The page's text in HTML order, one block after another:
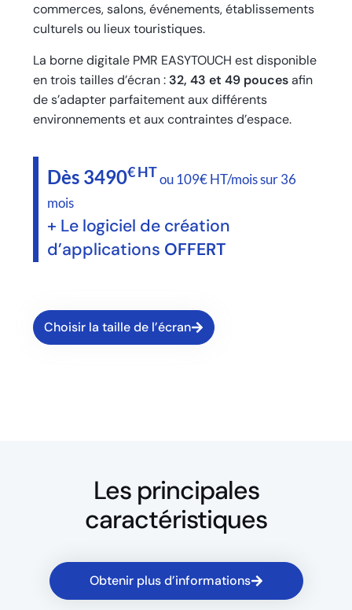
commerces, salons, événements, établissements
culturels ou lieux touristiques.
La borne digitale PMR EASYTOUCH est disponible
en trois tailles d’écran : 32, 43 et 49 poucesafin
de s’adapter parfaitement aux différents
environnements et aux contraintes d’espace.
Dès 3490€ HTou 109€ HT/mois sur 36
mois
+ Le logiciel de création
d’applications OFFERT
Choisir la taille de l’écran
Les principales
caractéristiques
Obtenir plus d’informations